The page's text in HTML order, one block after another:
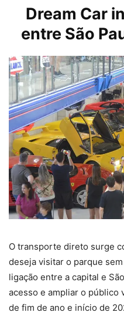
Dream Car
entre São
O transporte direto surge
deseja visitar o parque
ligação entre a capital e
acesso e ampliar o público
de fim de ano e início de